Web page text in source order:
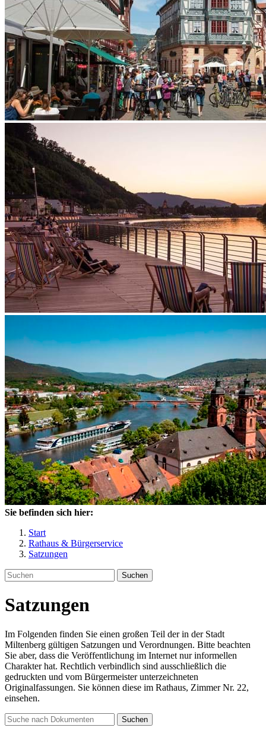
Sie befinden sich hier:
Start
Rathaus & Bürgerservice
Satzungen
Suchen
Satzungen
Im Folgenden finden Sie einen großen Teil der in der Stadt
Miltenberg gültigen Satzungen und Verordnungen. Bitte beachten
Sie aber, dass die Veröffentlichung im Internet nur informellen
Charakter hat. Rechtlich verbindlich sind ausschließlich die
gedruckten und vom Bürgermeister unterzeichneten
Originalfassungen. Sie können diese im Rathaus, Zimmer Nr. 22,
einsehen.
Suchen